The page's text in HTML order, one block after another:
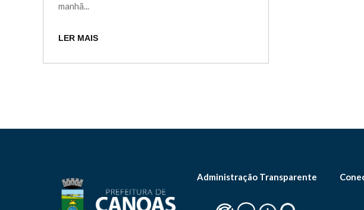
manhã...
LER MAIS
Administração Transparente